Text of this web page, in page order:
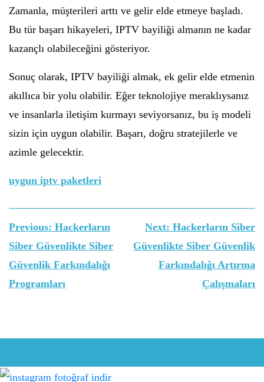
Zamanla, müşterileri arttı ve gelir elde etmeye başladı.
Bu tür başarı hikayeleri, IPTV bayiliği almanın ne kadar
kazançlı olabileceğini gösteriyor.
Sonuç olarak, IPTV bayiliği almak, ek gelir elde etmenin
akıllıca bir yolu olabilir. Eğer teknolojiye meraklıysanız
ve insanlarla iletişim kurmayı seviyorsanız, bu iş modeli
sizin için uygun olabilir. Başarı, doğru stratejilerle ve
azimle gelecektir.
uygun iptv paketleri
Yazı
gezinmesi
Previous: Hackerların
Siber Güvenlikte Siber
Güvenlik Farkındalığı
Programları
Next: Hackerların Siber
Güvenlikte Siber Güvenlik
Farkındalığı Artırma
Çalışmaları